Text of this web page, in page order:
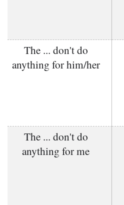
The ... don't do
anything for him/her
The ... don't do
anything for me